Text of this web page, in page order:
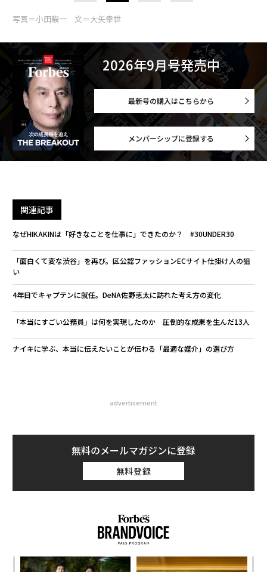
写真＝小田駿一 文＝大矢幸世
2026年9月号発売中
最新号の購入はこちらから
メンバーシップに登録する
関連記事
なぜHIKAKINは「好きなことを仕事に」できたのか？ #30UNDER30
「面白くて変な渋谷」を再び。区公認ファッションECサイト仕掛け人の狙
い
4年目でキャプテンに就任。DeNA佐野恵太に訪れた考え方の変化
「本当にすごい公務員」は何を実現したのか 圧倒的な成果を生んだ13人
ナイキに学ぶ、本当に伝えたいことが伝わる「最適な媒介」の選び方
advertisement
無料のメールマガジンに登録
無料登録